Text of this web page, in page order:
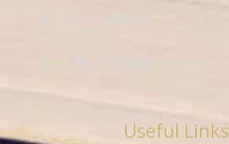
Useful Links